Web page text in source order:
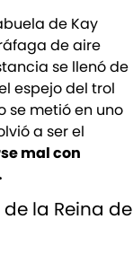
de Kay
de aire
se llenó de
espejo del trol
se metió en uno
a ser el
mal con
la Reina de